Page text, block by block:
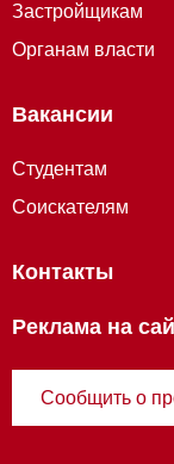
Застройщикам
Органам власти
Вакансии
Студентам
Соискателям
Контакты
Реклама на
Сообщить о